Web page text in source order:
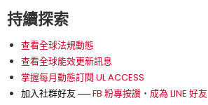
持續探索
查看全球法規動態
查看全球能效更新訊息
掌握每月動態訂閱 UL ACCESS
加入社群好友 ──FB 粉專按讚 ‧ 成為 LINE 好友